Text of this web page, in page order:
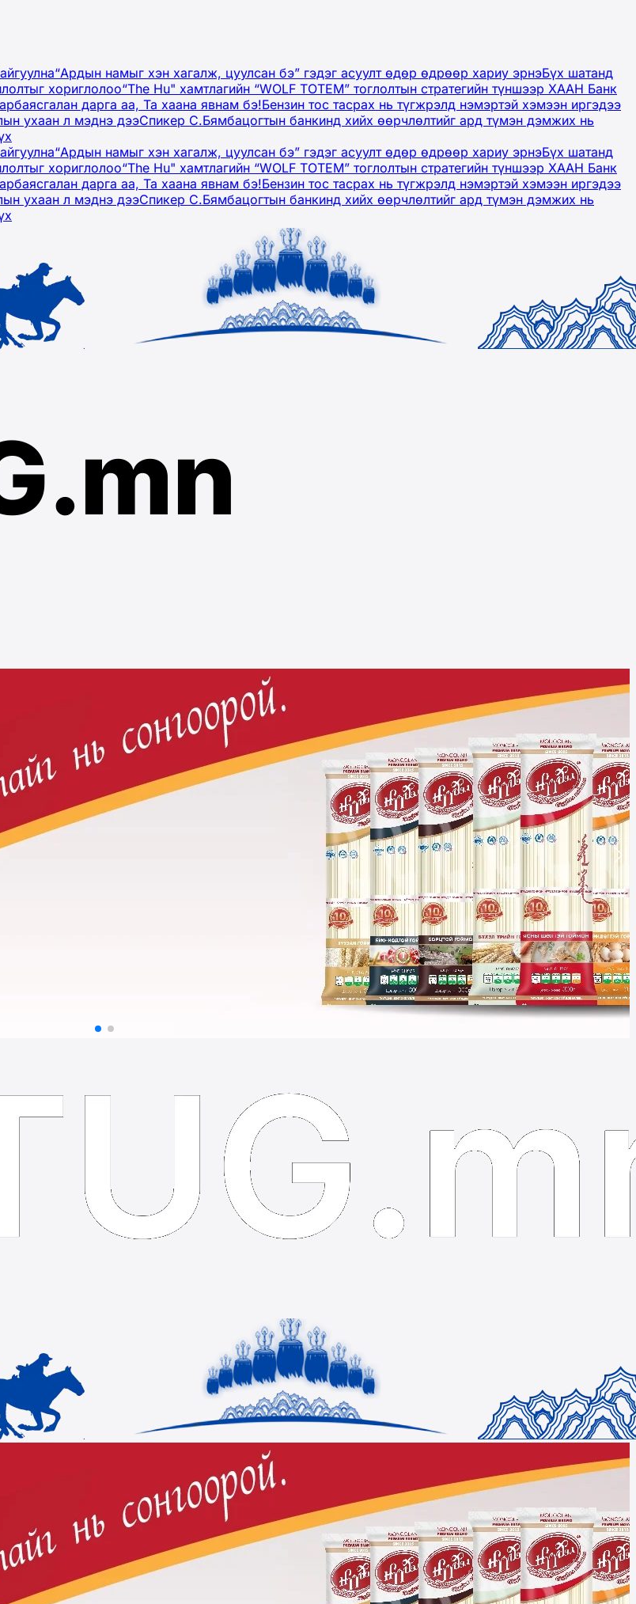
“Ардын намыг хэн хагалж, цуулсан бэ” гэдэг асуулт өдөр өдрөөр хариу эрнэБүх шатанд
хориглолоо“The Hu" хамтлагийн “WOLF TOTEM” тоглолтын стратегийн түншээр ХААН Банк
дарга аа, Та хаана явнам бэ!Бензин тос тасрах нь түгжрэлд нэмэртэй хэмээн иргэдээ
ухаан л мэднэ дээСпикер С.Бямбацогтын банкинд хийх өөрчлөлтийг ард түмэн дэмжих нь
“Ардын намыг хэн хагалж, цуулсан бэ” гэдэг асуулт өдөр өдрөөр хариу эрнэБүх шатанд
хориглолоо“The Hu" хамтлагийн “WOLF TOTEM” тоглолтын стратегийн түншээр ХААН Банк
дарга аа, Та хаана явнам бэ!Бензин тос тасрах нь түгжрэлд нэмэртэй хэмээн иргэдээ
ухаан л мэднэ дээСпикер С.Бямбацогтын банкинд хийх өөрчлөлтийг ард түмэн дэмжих нь